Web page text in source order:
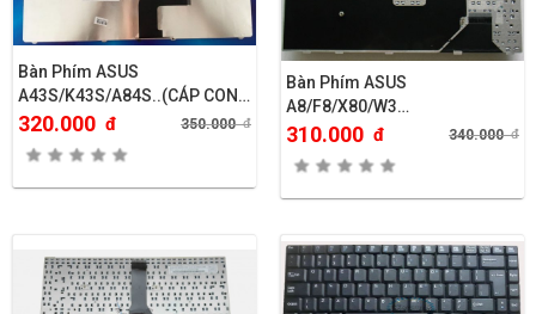
Bàn Phím ASUS
A43S/K43S/A84S..(CÁP CONG
PHẢI)
320.000 đ 350.000đ
Bàn Phím ASUS
A8/F8/X80/W3…
310.000 đ 340.000đ